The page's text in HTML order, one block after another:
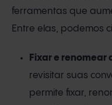
ferramentas que
Entre elas, podemos
Fixar e renomear
revisitar suas
permite fixar,